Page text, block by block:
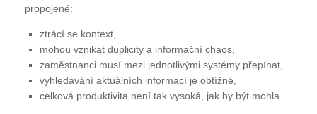
propojené:
ztrácí se kontext,
mohou vznikat duplicity a informační chaos,
zaměstnanci musí mezi jednotlivými systémy přepínat,
vyhledávání aktuálních informací je obtížné,
celková produktivita není tak vysoká, jak by být mohla.